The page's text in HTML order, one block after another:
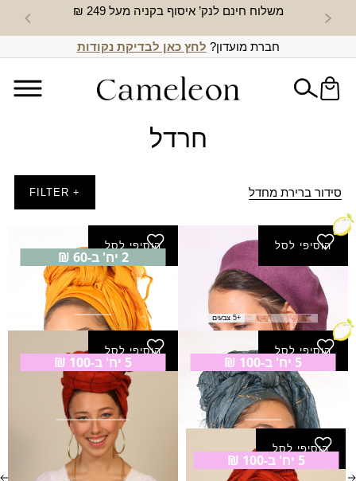
משלוח חינם לנק’ איסוף בקניה מעל 249 ₪ חדש
חברת מועדון? לחץ כאן לבדיקת נקודות
חרדל
סידור ברירת מחדל + FILTER
הוסיפי לסל
ברט טופז
₪ 59.00
+5 צבעים
2 יח' ב-60 ₪
הוסיפי לסל
צעיף אלודי
₪40.00
5 יח' ב-100 ₪
הוסיפי לסל
צעיף יובל
₪25.00
5 יח' ב-100 ₪
הוסיפי לסל
צעיף דילן
₪25.00
5 יח' ב-100 ₪
הוסיפי לסל